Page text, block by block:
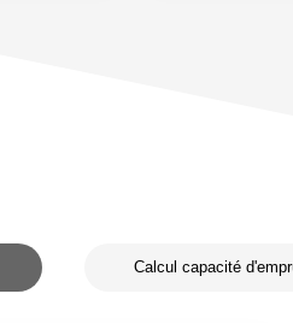
Calcul capacité